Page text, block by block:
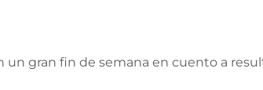
gran fin de semana en cuento a